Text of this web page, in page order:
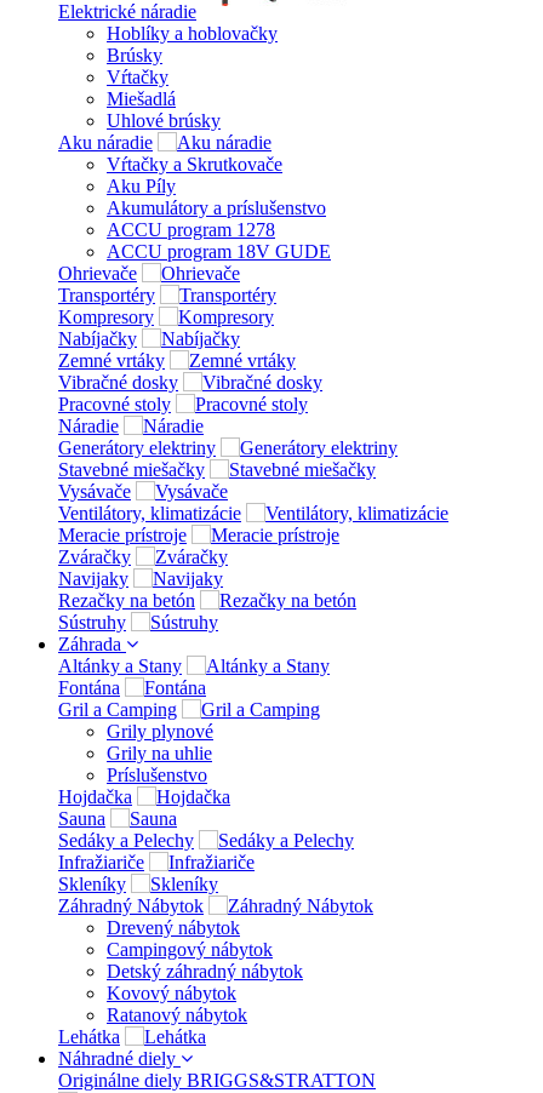
Elektrické náradie
Hoblíky a hoblovačky
Brúsky
Vŕtačky
Miešadlá
Uhlové brúsky
Aku náradie
Vŕtačky a Skrutkovače
Aku Píly
Akumulátory a príslušenstvo
ACCU program 1278
ACCU program 18V GUDE
Ohrievače
Transportéry
Kompresory
Nabíjačky
Zemné vrtáky
Vibračné dosky
Pracovné stoly
Náradie
Generátory elektriny
Stavebné miešačky
Vysávače
Ventilátory, klimatizácie
Meracie prístroje
Zváračky
Navijaky
Rezačky na betón
Sústruhy
Záhrada
Altánky a Stany
Fontána
Gril a Camping
Grily plynové
Grily na uhlie
Príslušenstvo
Hojdačka
Sauna
Sedáky a Pelechy
Infražiariče
Skleníky
Záhradný Nábytok
Drevený nábytok
Campingový nábytok
Detský záhradný nábytok
Kovový nábytok
Ratanový nábytok
Lehátka
Náhradné diely
Originálne diely BRIGGS&STRATTON